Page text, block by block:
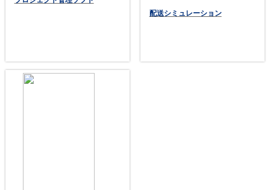
配送シミュレーション